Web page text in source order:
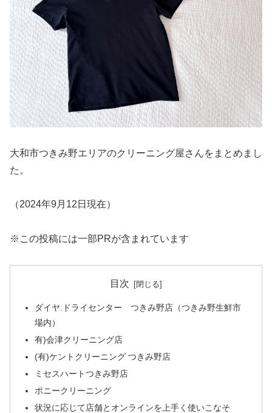
大和市つきみ野エリアのクリーニング屋さんをまとめまし
た。
（2024年9月12日現在）
※この投稿には一部PRが含まれています
目次
ダイヤ.ドライセンター つきみ野店（つきみ野生鮮市
場内）
有)会津クリーニング店
(有)ケントクリーニング つきみ野店
ミセスハートつきみ野店
ポニークリーニング
状況に応じて店舗とオンラインを上手く使いこなそ